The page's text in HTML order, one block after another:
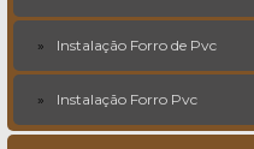
Instalação Forro de Pvc
Instalação Forro Pvc